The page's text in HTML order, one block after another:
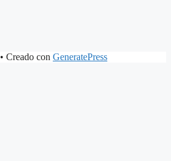
• Creado con GeneratePress